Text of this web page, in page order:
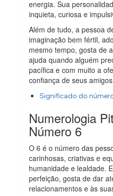
energia. Sua
inquieta, curiosa e
Além de tudo, a pessoa
imaginação bem fértil,
mesmo tempo, gosta de
ajuda quando alguém
pacífica e com muito a
confiança de seus
Significado do
Numerologia
Número 6
O 6 é o número das
carinhosas, criativas e
humanidade e lealdade.
perfeição, gosta de dar
relacionamentos e às